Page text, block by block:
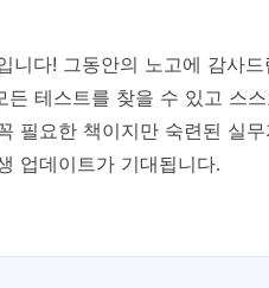
니다! 그동안의 노고에 감사
든 테스트를 찾을 수 있고 스
필요한 책이지만 숙련된 실
업데이트가 기대됩니다.